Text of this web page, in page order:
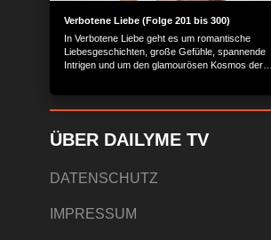
Verbotene Liebe (Folge 201 bis 300)
In Verbotene Liebe geht es um romantische
Liebesgeschichten, große Gefühle, spannende
Intrigen und um den glamourösen Kosmos der
ÜBER DAILYME TV
DATENSCHUTZ
IMPRESSUM